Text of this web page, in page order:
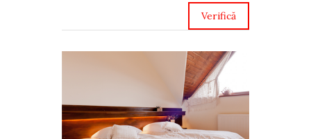
Verifică